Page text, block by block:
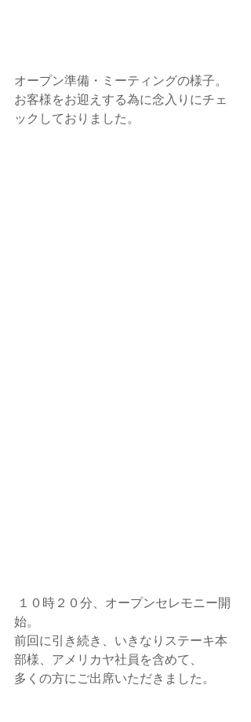
オープン準備・ミーティングの様子。
お客様をお迎えする為に念入りにチェ
ックしておりました。
始。
前回に引き続き、いきなりステーキ本
部様、アメリカヤ社員を含めて、
多くの方にご出席いただきました。